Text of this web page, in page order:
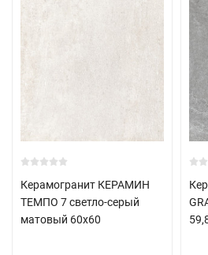
Керамогранит КЕРАМИН
ТЕМПО 7 светло-серый
матовый 60x60